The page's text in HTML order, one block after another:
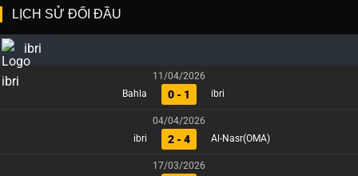
LỊCH SỬ ĐỐI ĐẦU
ibri
11/04/2026
Bahla
0 - 1 ibri
04/04/2026
ibri
2 - 4 Al-Nasr(OMA)
17/03/2026